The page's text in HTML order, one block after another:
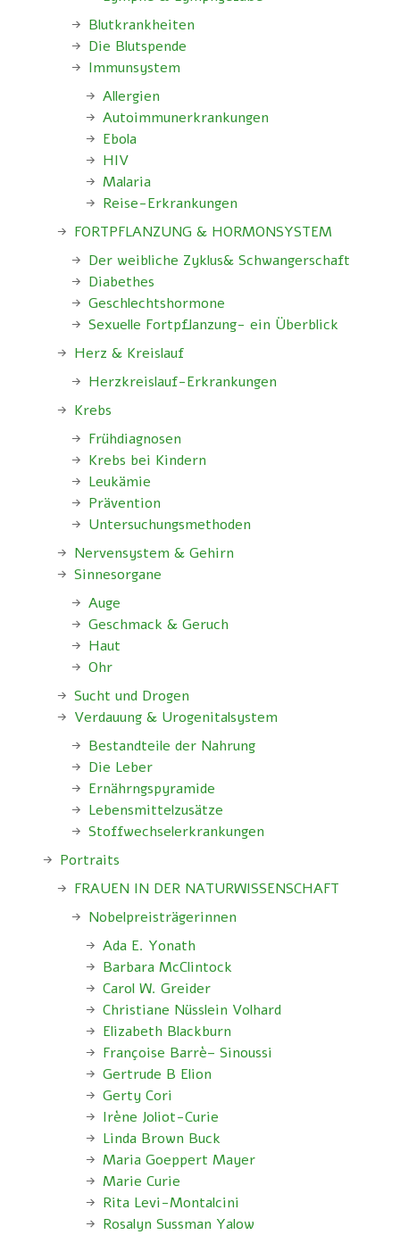
Blutkrankheiten
Die Blutspende
Immunsystem
Allergien
Autoimmunerkrankungen
Ebola
HIV
Malaria
Reise-Erkrankungen
FORTPFLANZUNG & HORMONSYSTEM
Der weibliche Zyklus& Schwangerschaft
Diabethes
Geschlechtshormone
Sexuelle Fortpflanzung- ein Überblick
Herz & Kreislauf
Herzkreislauf-Erkrankungen
Krebs
Frühdiagnosen
Krebs bei Kindern
Leukämie
Prävention
Untersuchungsmethoden
Nervensystem & Gehirn
Sinnesorgane
Auge
Geschmack & Geruch
Haut
Ohr
Sucht und Drogen
Verdauung & Urogenitalsystem
Bestandteile der Nahrung
Die Leber
Ernährngspyramide
Lebensmittelzusätze
Stoffwechselerkrankungen
Portraits
FRAUEN IN DER NATURWISSENSCHAFT
Nobelpreisträgerinnen
Ada E. Yonath
Barbara McClintock
Carol W. Greider
Christiane Nüsslein Volhard
Elizabeth Blackburn
Françoise Barrè– Sinoussi
Gertrude B Elion
Gerty Cori
Irène Joliot-Curie
Linda Brown Buck
Maria Goeppert Mayer
Marie Curie
Rita Levi-Montalcini
Rosalyn Sussman Yalow